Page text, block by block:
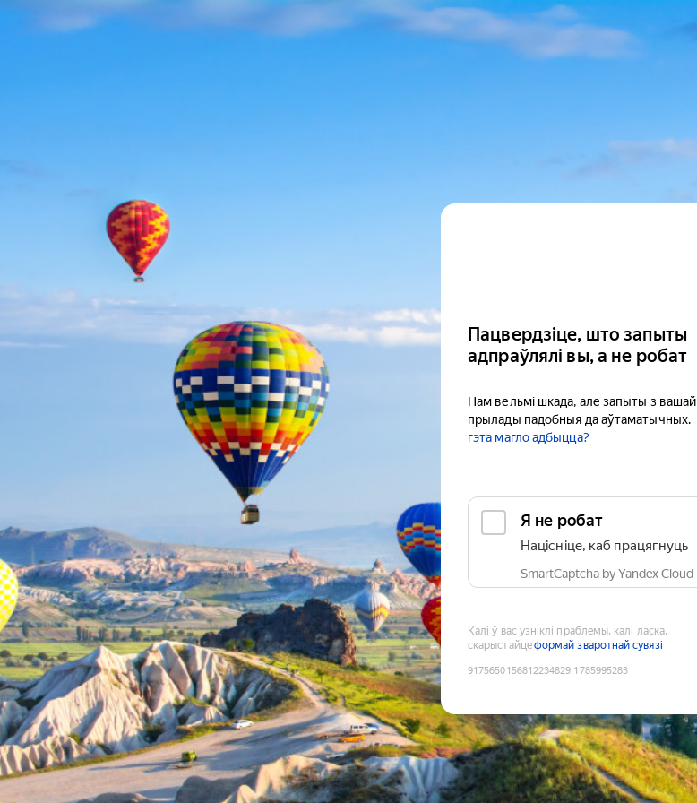
Пацвердзіце, што запыты
адпраўлялі вы, а не робат
Нам вельмі шкада, але запыты з вашай
прылады падобныя да аўтаматычных.
гэта магло адбыцца?
Я не робат
Націсніце, каб працягнуць
SmartCaptcha by Yandex Cloud
Калі ў вас узніклі праблемы, калі ласка,
скарыстайцеформай зваротнай сувязі
9175650156812234829:1785995283